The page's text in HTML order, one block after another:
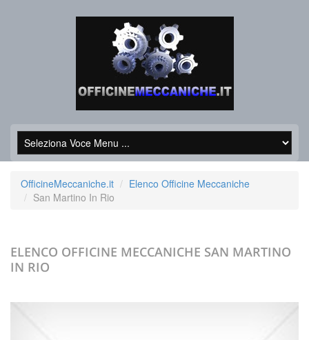
OfficineMeccaniche.it
Elenco Officine Meccaniche
San Martino In Rio
ELENCO OFFICINE MECCANICHE SAN MARTINO
IN RIO